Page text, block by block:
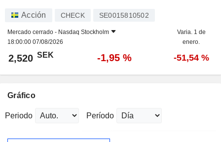
Acción CHECK SE0015810502
Mercado cerrado - Nasdaq Stockholm
18:00:00 07/08/2026
Varia. 1 de
enero.
2,520 SEK -1,95 % -51,54 %
Gráfico
Periodo Período